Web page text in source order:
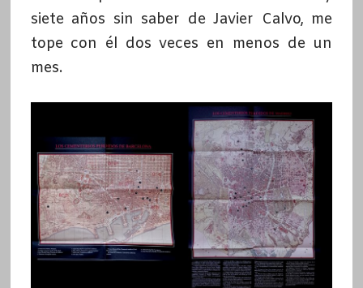
siete años sin saber de Javier Calvo, me
tope con él dos veces en menos de un
mes.